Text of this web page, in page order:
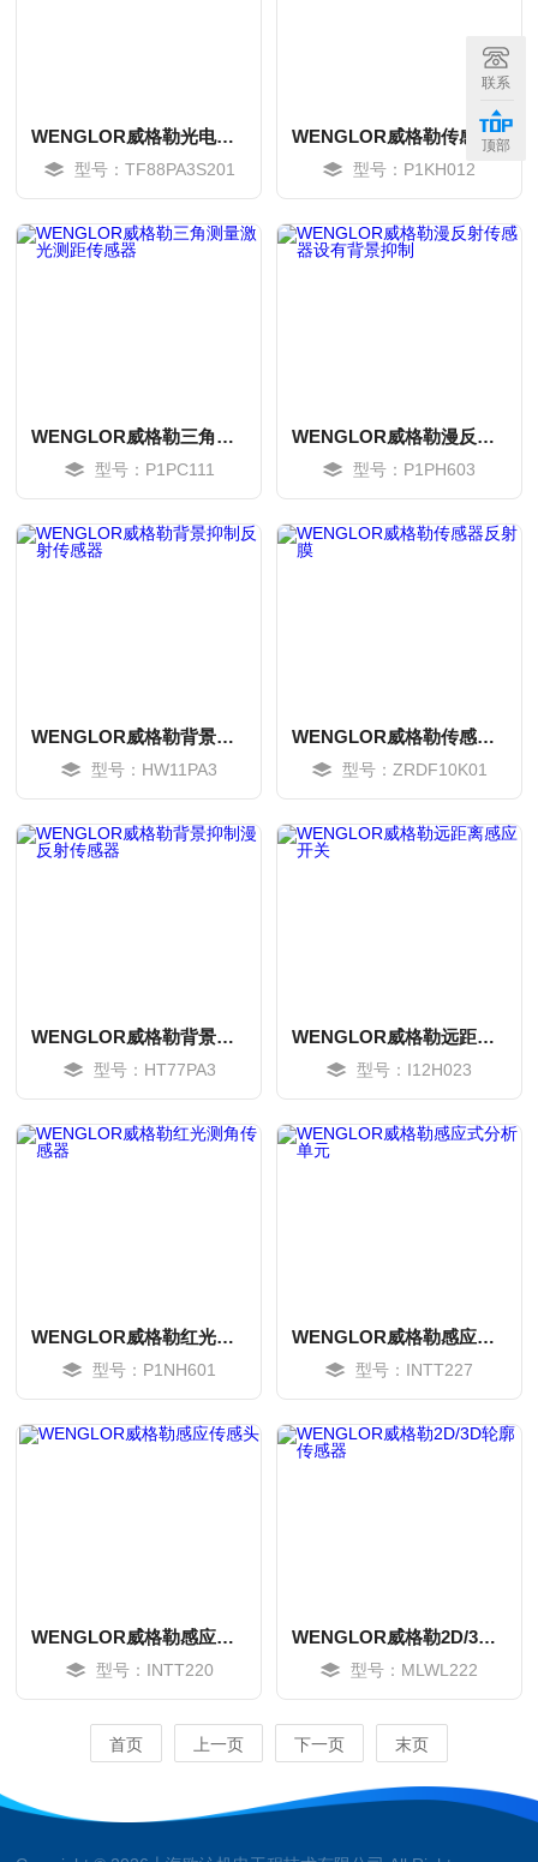
WENGLOR威格勒光电传感器厂家货源
型号：TF88PA3S201
WENGLOR威格勒传感器价格表报价
型号：P1KH012
WENGLOR威格勒三角测量激光测距传感器
型号：P1PC111
WENGLOR威格勒漫反射传感器设有背景抑制
型号：P1PH603
WENGLOR威格勒背景抑制反射传感器
型号：HW11PA3
WENGLOR威格勒传感器反射膜
型号：ZRDF10K01
WENGLOR威格勒背景抑制漫反射传感器
型号：HT77PA3
WENGLOR威格勒远距离感应开关
型号：I12H023
WENGLOR威格勒红光测角传感器
型号：P1NH601
WENGLOR威格勒感应式分析单元
型号：INTT227
WENGLOR威格勒感应传感头
型号：INTT220
WENGLOR威格勒2D/3D轮廓传感器
型号：MLWL222
首页 上一页 下一页 末页
联系
顶部